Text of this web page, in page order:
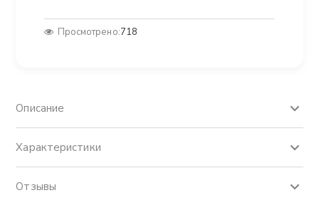
Просмотрено:718
Описание
Характеристики
Отзывы